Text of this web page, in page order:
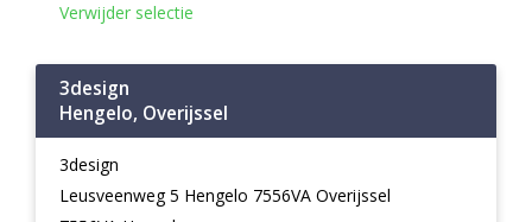
Verwijder selectie
3design
Hengelo, Overijssel
3design
Leusveenweg 5 Hengelo 7556VA Overijssel